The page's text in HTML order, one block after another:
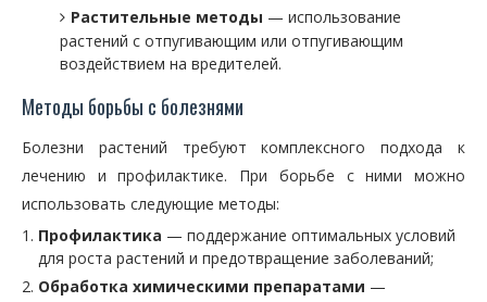
Растительные методы — использование
растений с отпугивающим или отпугивающим
воздействием на вредителей.
Методы борьбы с болезнями
Болезни растений требуют комплексного подхода к
лечению и профилактике. При борьбе с ними можно
использовать следующие методы:
Профилактика — поддержание оптимальных условий
для роста растений и предотвращение заболеваний;
Обработка химическими препаратами —